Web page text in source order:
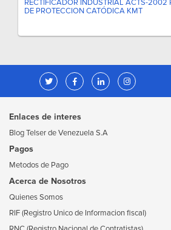
RECTIFICADOR INDUSTRIAL ACTS-2002
DE PROTECCION CATÓDICA KMT
Enlaces de interes
Blog Telser de Venezuela S.A
Pagos
Metodos de Pago
Acerca de Nosotros
Quienes Somos
RIF (Registro Unico de Informacion fiscal)